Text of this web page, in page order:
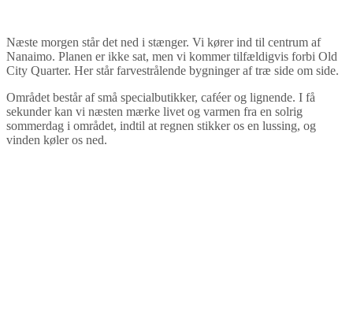
Næste morgen står det ned i stænger. Vi kører ind til centrum af
Nanaimo. Planen er ikke sat, men vi kommer tilfældigvis forbi Old
City Quarter. Her står farvestrålende bygninger af træ side om side.
Området består af små specialbutikker, caféer og lignende. I få
sekunder kan vi næsten mærke livet og varmen fra en solrig
sommerdag i området, indtil at regnen stikker os en lussing, og
vinden køler os ned.